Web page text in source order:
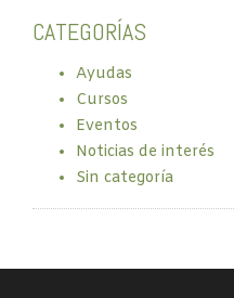
CATEGORÍAS
Ayudas
Cursos
Eventos
Noticias de interés
Sin categoría